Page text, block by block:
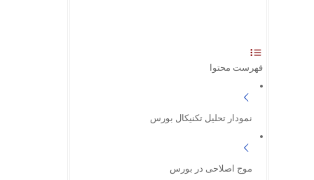
فهرست محتوا
نمودار تحلیل تکنیکال بورس
موج اصلاحی در بورس